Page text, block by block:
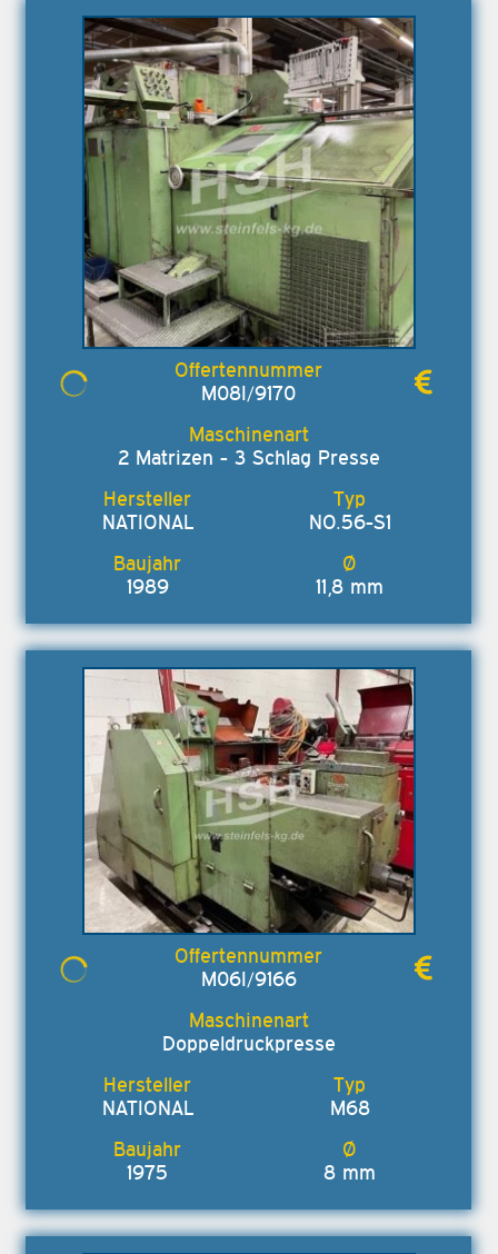
M08I/9170
2 Matrizen - 3 Schlag Presse
NATIONAL NO.56-S1
1989 11,8 mm
M06I/9166
Doppeldruckpresse
NATIONAL M68
1975 8 mm